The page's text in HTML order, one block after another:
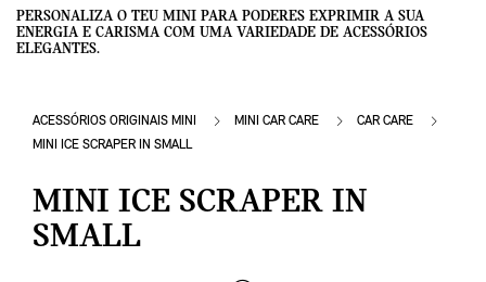
PERSONALIZA O TEU MINI PARA PODERES EXPRIMIR A SUA
ENERGIA E CARISMA COM UMA VARIEDADE DE ACESSÓRIOS
ELEGANTES.
ACESSÓRIOS ORIGINAIS MINI MINI CAR CARE
CAR CARE
MINI ICE SCRAPER IN SMALL
MINI ICE SCRAPER IN
SMALL